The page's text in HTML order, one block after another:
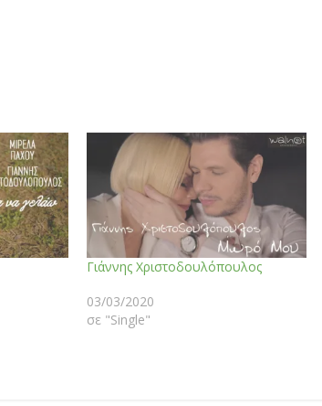
Γιάννης Χριστοδουλόπουλος
03/03/2020
σε "Single"